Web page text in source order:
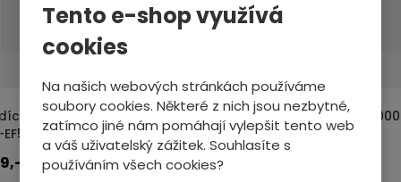
Tento e-shop využívá
cookies
Na našich webových stránkách používáme
soubory cookies. Některé z nich jsou nezbytné,
zatímco jiné nám pomáhají vylepšit tento web
a váš uživatelský zážitek. Souhlasíte s
používáním všech cookies?
o
č
t
páka Shimano
EF500 pravá 8sp černá
Řazení Shimano NEXUS
revoshift
349,-